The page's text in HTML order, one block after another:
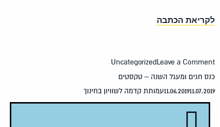
הכתבה
UncategorizedLeave a
חגים ומעגל השנה – טקסטים
11.06.2019עמותת קדמה לשוויון בחינוך